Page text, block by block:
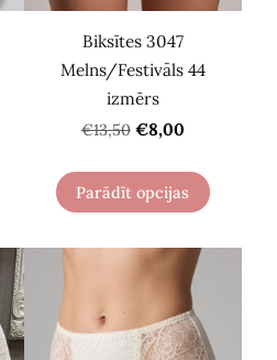
Biksītes 3047
Melns/Festivāls 44
izmērs
€13,50 €8,00
Parādīt opcijas